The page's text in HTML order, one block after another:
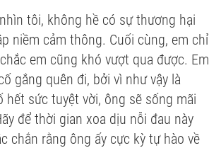
tôi, không hề có sự thương hại
niềm cảm thông. Cuối cùng, em chỉ
em cũng khó vượt qua được. Em
gắng quên đi, bởi vì như vậy là
hết sức tuyệt vời, ông sẽ sống mãi
để thời gian xoa dịu nỗi đau này
chắn rằng ông ấy cực kỳ tự hào về